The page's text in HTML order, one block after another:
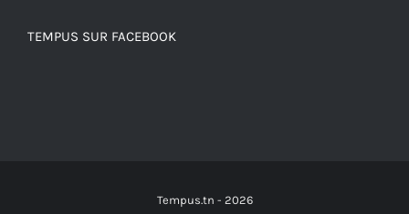
TEMPUS SUR FACEBOOK
Tempus.tn - 2026